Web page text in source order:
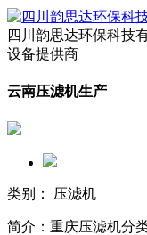
四川韵思达环保科技
设备提供商
云南压滤机生产
类别： 压滤机
简介：重庆压滤机分